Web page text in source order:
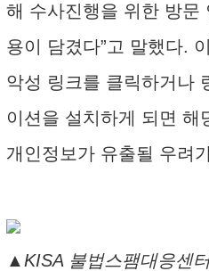
해 수사진행을 위한 방문
용이 담겼다”고 말했다.
악성 링크를 클릭하거나
이션을 설치하게 되면 해
개인정보가 유출될 우려
▲KISA 불법스팸대응센